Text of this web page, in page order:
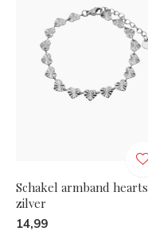
Schakel armband hearts
zilver
14,99